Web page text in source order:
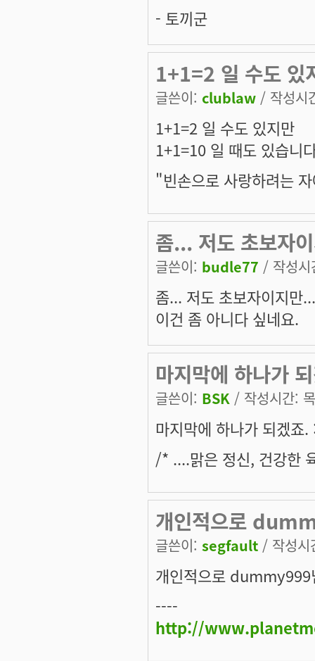
- 토끼군
1+1=2 일 수도 있
글쓴이: clublaw / 작성시
1+1=2 일 수도 있지만
1+1=10 일 때도 있습니
"빈손으로 사랑하려는
좀... 저도 초보자
글쓴이: budle77 / 작성
좀... 저도 초보자이지만...
이건 좀 아니다 싶네요.
마지막에 하나가
글쓴이: BSK / 작성시간:
마지막에 하나가 되겠죠.
/* ....맑은 정신, 건강한
개인적으로
글쓴이: segfault / 작성
개인적으로 dummy999
----
http://